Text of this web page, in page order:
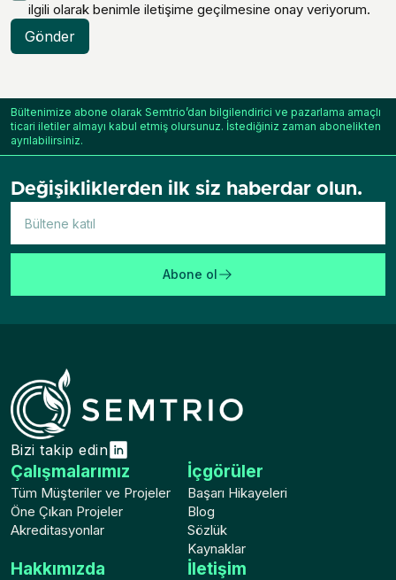
ilgili olarak benimle iletişime geçilmesine onay veriyorum.
Gönder
Bültenimize abone olarak Semtrio’dan bilgilendirici ve pazarlama amaçlı
ticari iletiler almayı kabul etmiş olursunuz. İstediğiniz zaman abonelikten
ayrılabilirsiniz.
Değişikliklerden ilk siz haberdar olun.
Abone ol
Bizi takip edin
Çalışmalarımız
Tüm Müşteriler ve Projeler
Öne Çıkan Projeler
Akreditasyonlar
İçgörüler
Başarı Hikayeleri
Blog
Sözlük
Kaynaklar
Hakkımızda İletişim